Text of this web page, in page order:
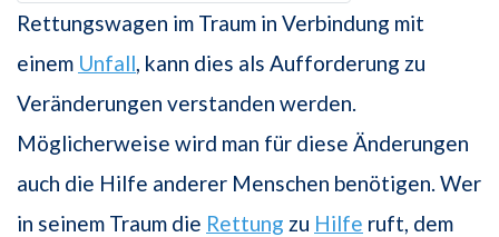
Rettungswagen im Traum in Verbindung mit
einem Unfall , kann dies als Aufforderung zu
Veränderungen verstanden werden.
Möglicherweise wird man für diese Änderungen
auch die Hilfe anderer Menschen benötigen. Wer
in seinem Traum die Rettung zu Hilfe ruft, dem